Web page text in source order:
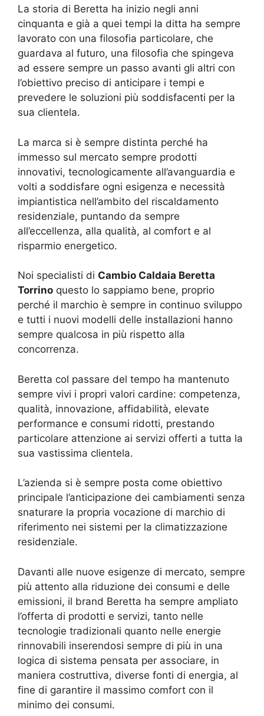
La storia di Beretta ha inizio negli anni
cinquanta e già a quei tempi la ditta ha sempre
lavorato con una filosofia particolare, che
guardava al futuro, una filosofia che spingeva
ad essere sempre un passo avanti gli altri con
l’obiettivo preciso di anticipare i tempi e
prevedere le soluzioni più soddisfacenti per la
sua clientela.
La marca si è sempre distinta perché ha
immesso sul mercato sempre prodotti
innovativi, tecnologicamente all’avanguardia e
volti a soddisfare ogni esigenza e necessità
impiantistica nell’ambito del riscaldamento
residenziale, puntando da sempre
all’eccellenza, alla qualità, al comfort e al
risparmio energetico.
Noi specialisti di Cambio Caldaia Beretta
Torrino questo lo sappiamo bene, proprio
perché il marchio è sempre in continuo sviluppo
e tutti i nuovi modelli delle installazioni hanno
sempre qualcosa in più rispetto alla
concorrenza.
Beretta col passare del tempo ha mantenuto
sempre vivi i propri valori cardine: competenza,
qualità, innovazione, affidabilità, elevate
performance e consumi ridotti, prestando
particolare attenzione ai servizi offerti a tutta la
sua vastissima clientela.
L’azienda si è sempre posta come obiettivo
principale l’anticipazione dei cambiamenti senza
snaturare la propria vocazione di marchio di
riferimento nei sistemi per la climatizzazione
residenziale.
Davanti alle nuove esigenze di mercato, sempre
più attento alla riduzione dei consumi e delle
emissioni, il brand Beretta ha sempre ampliato
l’offerta di prodotti e servizi, tanto nelle
tecnologie tradizionali quanto nelle energie
rinnovabili inserendosi sempre di più in una
logica di sistema pensata per associare, in
maniera costruttiva, diverse fonti di energia, al
fine di garantire il massimo comfort con il
minimo dei consumi.